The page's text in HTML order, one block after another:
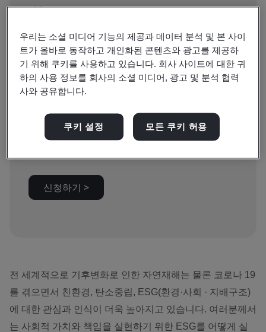
지속
예약 가능:
₩100000
신청하기 >
전 세계적으로 기후변화로 인한 자연재해는 물론 코로나 19
를 겪으면서 친환경, 탄소중립, ESG(환경·사회 · 지배구조)
에 대한 관심과 인식이 더욱 높아지고 있습니다. 여러분께서
는 사회적 가치와 책임을 실현하기 위한 ESG를 어떻게 실
우리는 소셜 미디어 기능의 제공과 데이터 분석 및 본 사이
트가 올바로 동작하고 개인화된 콘텐츠와 광고를 제공하
기 위해 쿠키를 사용하고 있습니다. 회사 사이트에 대한 귀
하의 사용 정보를 회사의 소셜 미디어, 광고 및 분석 협력
사와 공유합니다.
쿠키 설정 모든 쿠키 허용